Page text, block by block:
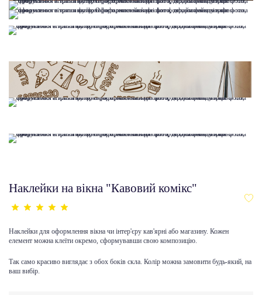
Наклейки на вікна "Кавовий комікс"
Наклейки для оформлення вікна чи інтер'єру кав'ярні або магазину. Кожен
елемент можна клеїти окремо, сформувавши свою композицію.
Так само красиво виглядає з обох боків скла. Колір можна замовити будь-який, на
ваш вибір.